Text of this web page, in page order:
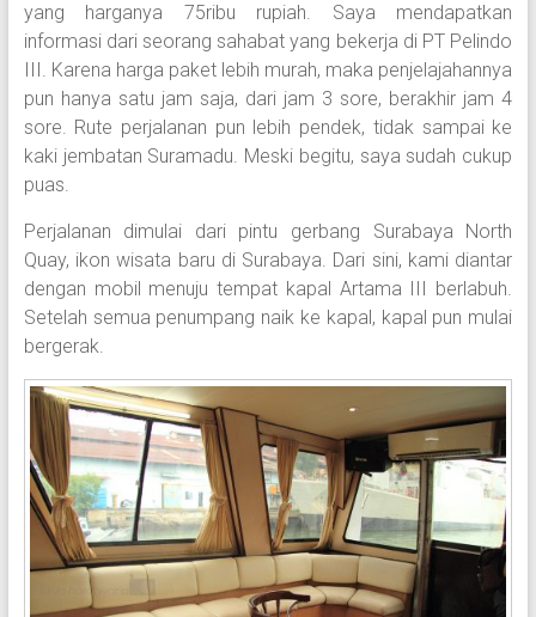
yang harganya 75ribu rupiah. Saya mendapatkan
informasi dari seorang sahabat yang bekerja di PT Pelindo
III. Karena harga paket lebih murah, maka penjelajahannya
pun hanya satu jam saja, dari jam 3 sore, berakhir jam 4
sore. Rute perjalanan pun lebih pendek, tidak sampai ke
kaki jembatan Suramadu. Meski begitu, saya sudah cukup
puas.
Perjalanan dimulai dari pintu gerbang Surabaya North
Quay, ikon wisata baru di Surabaya. Dari sini, kami diantar
dengan mobil menuju tempat kapal Artama III berlabuh.
Setelah semua penumpang naik ke kapal, kapal pun mulai
bergerak.